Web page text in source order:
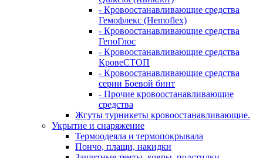
- Кровоостанавливающие средства
Гемофлекс (Hemoflex)
- Кровоостанавливающие средства
ГепоГлос
- Кровоостанавливающие средства
КровеСТОП
- Кровоостанавливающие средства
серии Боевой бинт
- Прочие кровоостанавливающие
средства
Жгуты турникеты кровоостанавливающие.
Укрытие и снаряжение
Термоодеяла и термопокрывала
Пончо, плащи, накидки